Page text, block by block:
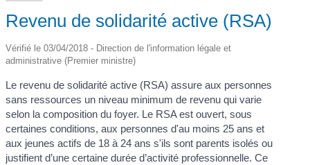
Revenu de solidarité active (RSA)
Vérifié le 03/04/2018 - Direction de l'information légale et
administrative (Premier ministre)
Le revenu de solidarité active (RSA) assure aux personnes
sans ressources un niveau minimum de revenu qui varie
selon la composition du foyer. Le RSA est ouvert, sous
certaines conditions, aux personnes d'au moins 25 ans et
aux jeunes actifs de 18 à 24 ans s'ils sont parents isolés ou
justifient d’une certaine durée d’activité professionnelle. Ce